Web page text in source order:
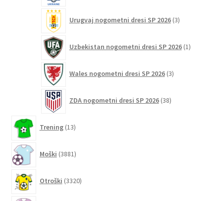
Urugvaj nogometni dresi SP 2026 3izdelki
Uzbekistan nogometni dresi SP 2026 1izdelek
Wales nogometni dresi SP 2026 3izdelki
ZDA nogometni dresi SP 2026 38izdelkov
Trening 13izdelkov
Moški 3881izdelkov
Otroški 3320izdelkov